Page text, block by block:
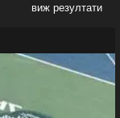
03.08
почват от първите в
виж резултати